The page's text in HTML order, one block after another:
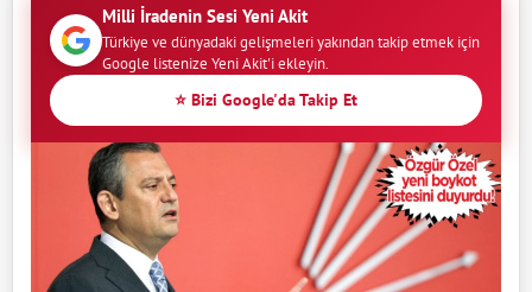
Milli İradenin Sesi Yeni Akit
Türkiye ve dünyadaki gelişmeleri yakından takip etmek için
Google listenize Yeni Akit'i ekleyin.
⭐ Bizi Google'da Takip Et